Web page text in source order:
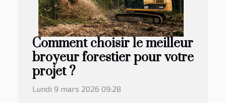
Comment choisir le meilleur
broyeur forestier pour votre
projet ?
Lundi 9 mars 2026 09:28